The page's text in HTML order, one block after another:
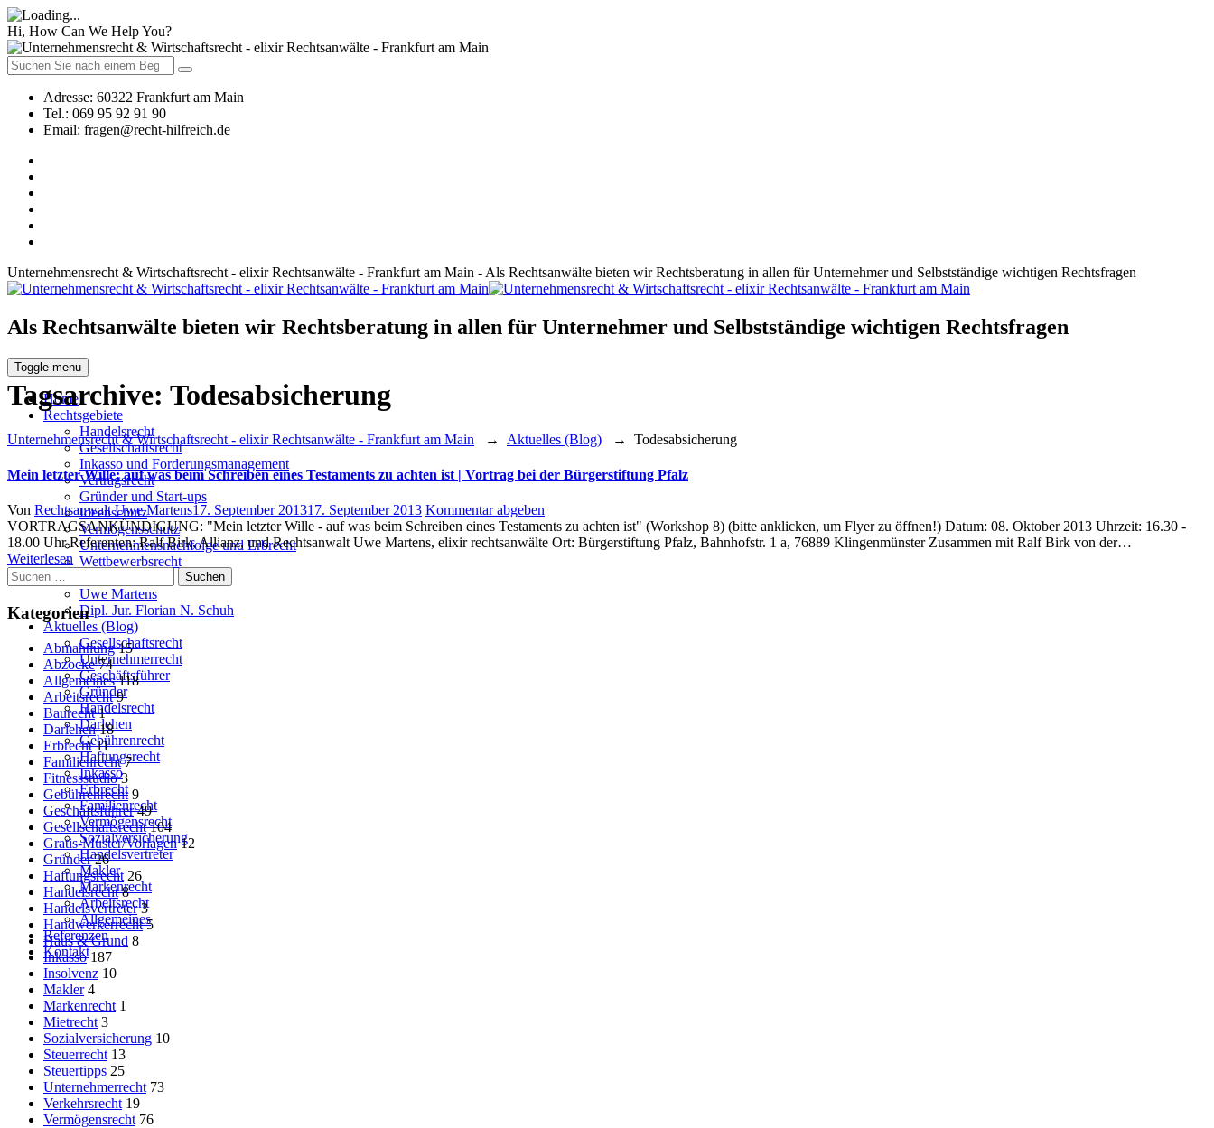
Hi, How Can We Help You?
Adresse: 60322 Frankfurt am Main
Tel.: 069 95 92 91 90
Email: fragen@recht-hilfreich.de
Unternehmensrecht & Wirtschaftsrecht - elixir Rechtsanwälte - Frankfurt am Main - Als Rechtsanwälte bieten wir Rechtsberatung in allen für Unternehmer und Selbstständige wichtigen Rechtsfragen
Als Rechtsanwälte bieten wir Rechtsberatung in allen für Unternehmer und Selbstständige wichtigen Rechtsfragen
Toggle menu
Home
Rechtsgebiete
Handelsrecht
Gesellschaftsrecht
Inkasso und Forderungsmanagement
Vertragsrecht
Gründer und Start-ups
Ideenschutz
Vermögensschutz
Unternehmensnachfolge und Erbrecht
Wettbewerbsrecht
Team
Uwe Martens
Dipl. Jur. Florian N. Schuh
Aktuelles (Blog)
Gesellschaftsrecht
Unternehmerrecht
Geschäftsführer
Gründer
Handelsrecht
Darlehen
Gebührenrecht
Haftungsrecht
Inkasso
Erbrecht
Familienrecht
Vermögensrecht
Sozialversicherung
Handelsvertreter
Makler
Markenrecht
Arbeitsrecht
Allgemeines
Referenzen
Kontakt
Tagsarchive: Todesabsicherung
Unternehmensrecht & Wirtschaftsrecht - elixir Rechtsanwälte - Frankfurt am Main → Aktuelles (Blog) → Todesabsicherung
Mein letzter Wille: auf was beim Schreiben eines Testaments zu achten ist | Vortrag bei der Bürgerstiftung Pfalz
Author
Von Rechtsanwalt Uwe MartensPosted
on
17. September 201317. September 2013 Kommentar abgeben
VORTRAGSANKÜNDIGUNG: "Mein letzter Wille - auf was beim Schreiben eines Testaments zu achten ist" (Workshop 8) (bitte anklicken, um Flyer zu öffnen!) Datum: 08. Oktober 2013 Uhrzeit: 16.30 -
18.00 Uhr Referenten: Ralf Birk, Allianz, und Rechtsanwalt Uwe Martens, elixir rechtsanwälte Ort: Bürgerstiftung Pfalz, Bahnhofstr. 1 a, 76889 Klingenmünster Zusammen mit Ralf Birk von der…
Weiterlesen
Suchen
nach:
Kategorien
Abmahnung 15
Abzocke 74
Allgemeines 118
Arbeitsrecht 9
Baurecht 1
Darlehen 18
Erbrecht 11
Familienrecht 7
Fitnessstudio 3
Gebührenrecht 9
Geschäftsführer 49
Gesellschaftsrecht 104
Gratis-Muster/Vorlagen 12
Gründer 26
Haftungsrecht 26
Handelsrecht 8
Handelsvertreter 3
Handwerkerrecht 5
Haus & Grund 8
Inkasso 187
Insolvenz 10
Makler 4
Markenrecht 1
Mietrecht 3
Sozialversicherung 10
Steuerrecht 13
Steuertipps 25
Unternehmerrecht 73
Verkehrsrecht 19
Vermögensrecht 76